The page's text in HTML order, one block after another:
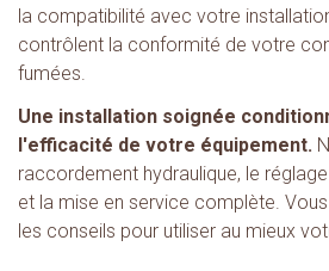
la compatibilité avec votre
contrôlent la conformité de votre
fumées.
Une installation soignée
l'efficacité de votre équipement.
raccordement hydraulique, le
et la mise en service complète.
les conseils pour utiliser au mieux